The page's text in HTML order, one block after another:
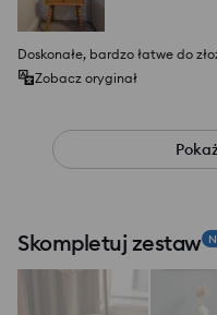
Doskonałe, bardzo łatwe do
Zobacz oryginał
Skompletuj zestaw